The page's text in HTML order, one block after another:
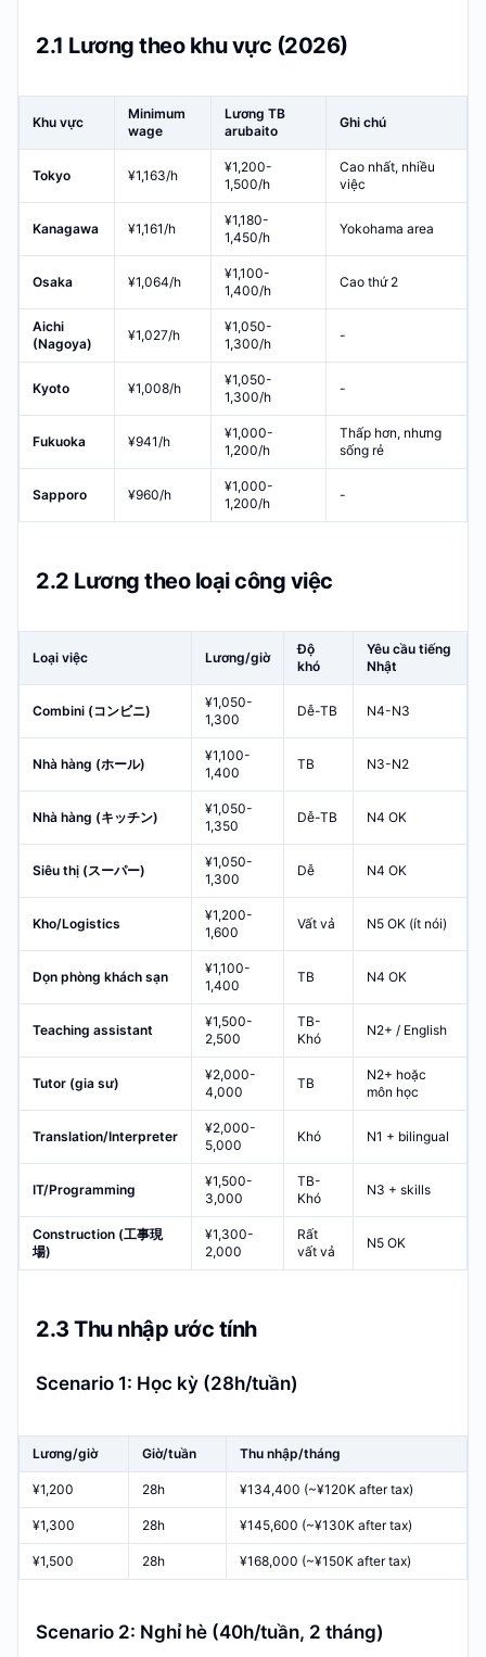
2.1 Lương theo khu vực (2026)
Khu vực
Minimum
wage
Lương TB
arubaito
Ghi chú
Tokyo ¥1,163/h
¥1,200-
1,500/h
Cao nhất, nhiều
việc
Kanagawa ¥1,161/h
¥1,180-
1,450/h
Yokohama area
Osaka ¥1,064/h
¥1,100-
1,400/h
Cao thứ 2
Aichi
(Nagoya)
¥1,027/h
¥1,050-
1,300/h
-
Kyoto ¥1,008/h
¥1,050-
1,300/h
-
Fukuoka ¥941/h
¥1,000-
1,200/h
Thấp hơn, nhưng
sống rẻ
Sapporo ¥960/h
¥1,000-
1,200/h
-
2.2 Lương theo loại công việc
Loại việc Lương/giờ
Độ
khó
Yêu cầu tiếng
Nhật
Combini (コンビニ)
¥1,050-
1,300
Dễ-TB N4-N3
Nhà hàng (ホール)
¥1,100-
1,400
TB N3-N2
Nhà hàng (キッチン)
¥1,050-
1,350
Dễ-TB N4 OK
Siêu thị (スーパー)
¥1,050-
1,300
Dễ N4 OK
Kho/Logistics
¥1,200-
1,600
Vất vả N5 OK (ít nói)
Dọn phòng khách sạn
¥1,100-
1,400
TB N4 OK
Teaching assistant
¥1,500-
2,500
TB-
Khó
N2+ / English
Tutor (gia sư)
¥2,000-
4,000
TB
N2+ hoặc
môn học
Translation/Interpreter
¥2,000-
5,000
Khó N1 + bilingual
IT/Programming
¥1,500-
3,000
TB-
Khó
N3 + skills
Construction (工事現
場)
¥1,300-
2,000
Rất
vất vả
N5 OK
2.3 Thu nhập ước tính
Scenario 1: Học kỳ (28h/tuần)
Lương/giờ Giờ/tuần Thu nhập/tháng
¥1,200 28h ¥134,400 (~¥120K after tax)
¥1,300 28h ¥145,600 (~¥130K after tax)
¥1,500 28h ¥168,000 (~¥150K after tax)
Scenario 2: Nghỉ hè (40h/tuần, 2 tháng)